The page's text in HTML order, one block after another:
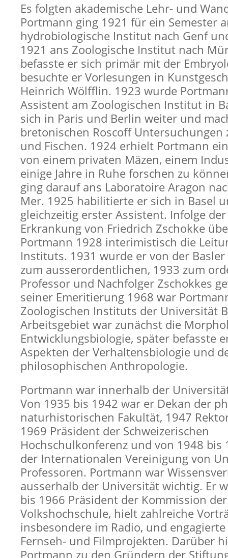
Es folgten akademische Lehr- und
Portmann ging 1921 für ein Semester
hydrobiologische Institut nach Genf
1921 ans Zoologische Institut nach
befasste er sich primär mit der
besuchte er Vorlesungen in
Heinrich Wölfflin. 1923 wurde
Assistent am Zoologischen Institut in
sich in Paris und Berlin weiter und
bretonischen Roscoff Untersuchungen
und Fischen. 1924 erhielt Portmann
von einem privaten Mäzen, einem
einige Jahre in Ruhe forschen zu
ging darauf ans Laboratoire Aragon
Mer. 1925 habilitierte er sich in Basel
gleichzeitig erster Assistent. Infolge
Erkrankung von Friedrich Zschokke
Portmann 1928 interimistisch die
Instituts. 1931 wurde er von der Basler
zum ausserordentlichen, 1933 zum
Professor und Nachfolger Zschokkes
seiner Emeritierung 1968 war
Zoologischen Instituts der Universität
Arbeitsgebiet war zunächst die
Entwicklungsbiologie, später befasste
Aspekten der Verhaltensbiologie und
philosophischen Anthropologie.
Portmann war innerhalb der
Von 1935 bis 1942 war er Dekan der
naturhistorischen Fakultät, 1947
1969 Präsident der Schweizerischen
Hochschulkonferenz und von 1948 bis
der Internationalen Vereinigung von
Professoren. Portmann war
ausserhalb der Universität wichtig. Er
bis 1966 Präsident der Kommission
Volkshochschule, hielt zahlreiche
insbesondere im Radio, und
Fernseh- und Filmprojekten. Darüber
Portmann zu den Gründern der